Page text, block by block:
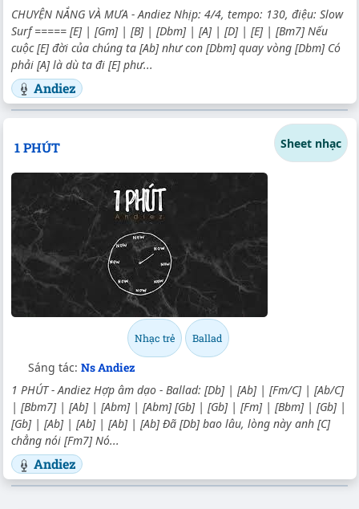
CHUYỆN NẮNG VÀ MƯA - Andiez Nhịp: 4/4, tempo: 130, điệu: Slow
Surf ===== [E] | [Gm] | [B] | [Dbm] | [A] | [D] | [E] | [Bm7] Nếu
cuộc [E] đời của chúng ta [Ab] như con [Dbm] quay vòng [Dbm] Có
phải [A] là dù ta đi [E] phư...
Andiez
1 PHÚT Sheet nhạc
Nhạc trẻ Ballad
Sáng tác: Ns Andiez
1 PHÚT - Andiez Hợp âm dạo - Ballad: [Db] | [Ab] | [Fm/C] | [Ab/C]
| [Bbm7] | [Ab] | [Abm] | [Abm] [Gb] | [Gb] | [Fm] | [Bbm] | [Gb] |
[Gb] | [Ab] | [Ab] | [Ab] | [Ab] Đã [Db] bao lâu, lòng này anh [C]
chẳng nói [Fm7] Nó...
Andiez